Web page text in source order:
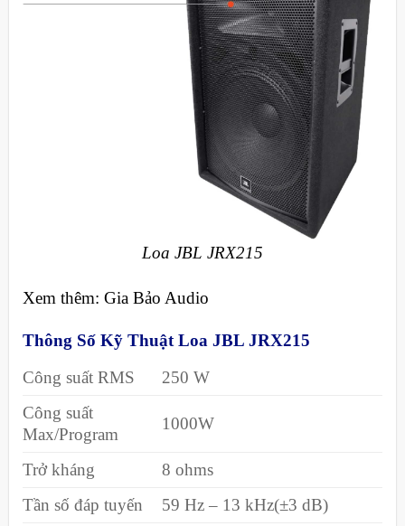
Loa JBL JRX215
Xem thêm: Gia Bảo Audio
Thông Số Kỹ Thuật Loa JBL JRX215
Công suất RMS
250 W
Công suất
Max/Program
1000W
Trở kháng
8 ohms
Tần số đáp tuyến
59 Hz – 13 kHz(±3 dB)